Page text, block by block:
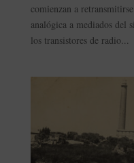
comienzan a
analógica a mediados del
los transistores de radio...